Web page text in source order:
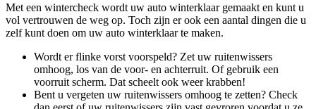
Met een wintercheck wordt uw auto winterklaar gemaakt en kunt u
vol vertrouwen de weg op. Toch zijn er ook een aantal dingen die u
zelf kunt doen om uw auto winterklaar te maken.
Wordt er flinke vorst voorspeld? Zet uw ruitenwissers
omhoog, los van de voor- en achterruit. Of gebruik een
voorruit scherm. Dat scheelt ook weer krabben!
Bent u vergeten uw ruitenwissers omhoog te zetten? Check